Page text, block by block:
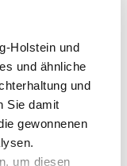
Holstein und
und ähnliche
und
Sie damit
gewonnenen
um diesen
Friedrichskoog
Nordhastedt